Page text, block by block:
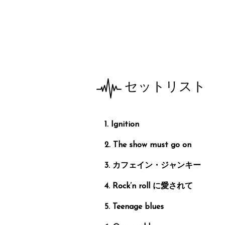
セットリスト
Ignition
The show must go on
カフェイン・ジャンキー
Rock’n roll に愛されて
Teenage blues